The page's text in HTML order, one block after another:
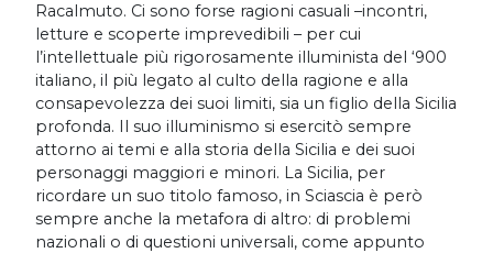
Racalmuto. Ci sono forse ragioni casuali –incontri,
letture e scoperte imprevedibili – per cui
l’intellettuale più rigorosamente illuminista del ‘900
italiano, il più legato al culto della ragione e alla
consapevolezza dei suoi limiti, sia un figlio della Sicilia
profonda. Il suo illuminismo si esercitò sempre
attorno ai temi e alla storia della Sicilia e dei suoi
personaggi maggiori e minori. La Sicilia, per
ricordare un suo titolo famoso, in Sciascia è però
sempre anche la metafora di altro: di problemi
nazionali o di questioni universali, come appunto